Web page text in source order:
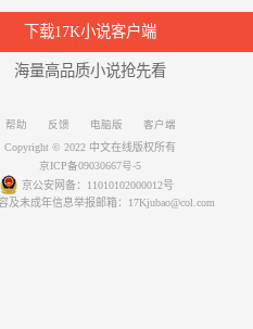
下载17K小说客户端
海量高品质小说抢先看
帮助 反馈 电脑版
客户端
Copyright © 2022 中文在线版权所有
京ICP备09030667号-5
京公安网备：11010102000012号
及未成年信息举报邮箱：17Kjubao@col.com